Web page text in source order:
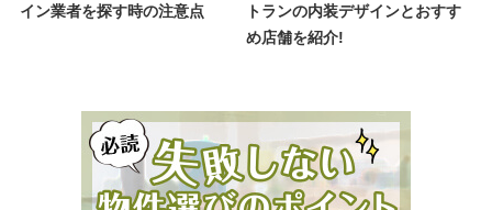
イン業者を探す時の注意点
トランの内装デザインとおすす
め店舗を紹介!